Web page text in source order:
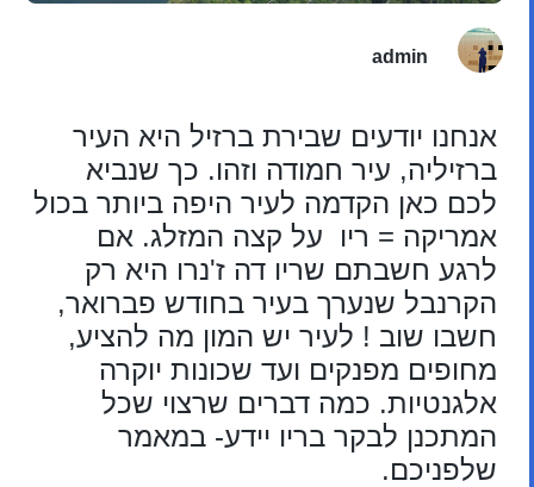
admin
אנחנו יודעים שבירת ברזיל היא העיר
ברזיליה, עיר חמודה וזהו. כך שנביא
לכם כאן הקדמה לעיר היפה ביותר בכול
אמריקה = ריו על קצה המזלג. אם
לרגע חשבתם שריו דה ז'נרו היא רק
הקרנבל שנערך בעיר בחודש פברואר,
חשבו שוב ! לעיר יש המון מה להציע,
מחופים מפנקים ועד שכונות יוקרה
אלגנטיות. כמה דברים שרצוי שכל
המתכנן לבקר בריו יידע- במאמר
שלפניכם.